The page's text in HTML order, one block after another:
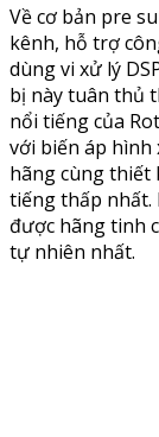
Về cơ bản pre
kênh, hỗ trợ
dùng vi xử lý
bị này tuân thủ
nổi tiếng của
với biến áp hình
hãng cùng thiết
tiếng thấp nhất.
được hãng tinh
tự nhiên nhất.